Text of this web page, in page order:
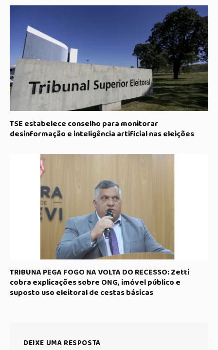
TSE estabelece conselho para monitorar
desinformação e inteligência artificial nas eleições
TRIBUNA PEGA FOGO NA VOLTA DO RECESSO: Zetti
cobra explicações sobre ONG, imóvel público e
suposto uso eleitoral de cestas básicas
DEIXE UMA RESPOSTA